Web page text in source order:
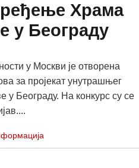
Храма
у Београду
у Москви је отворена
за пројекат унутрашњег
Београду. На конкурс су се